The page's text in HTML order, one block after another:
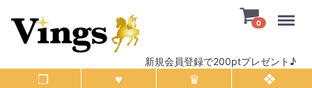
新規会員登録で200ptプレゼント♪
0